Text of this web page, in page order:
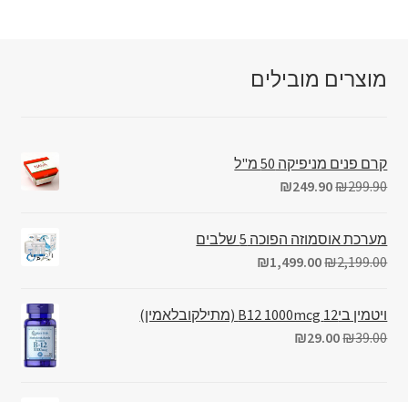
מוצרים מובילים
קרם פנים מניפיקה 50 מ"ל
₪299.90
₪249.90
מערכת אוסמוזה הפוכה 5 שלבים
₪2,199.00
₪1,499.00
ויטמין בי12 B12 1000mcg (מתילקובלאמין)
₪39.00
₪29.00